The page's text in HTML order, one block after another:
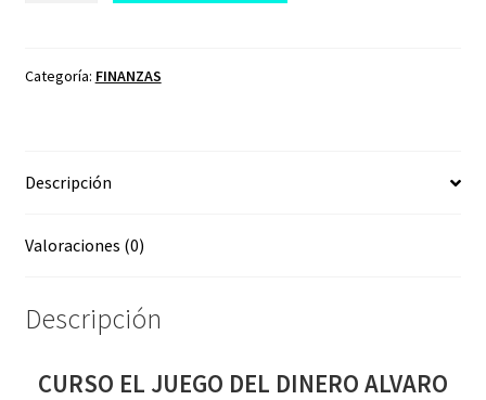
DINERO
Categoría: FINANZAS
Descripción
Valoraciones (0)
Descripción
CURSO EL JUEGO DEL DINERO ALVARO